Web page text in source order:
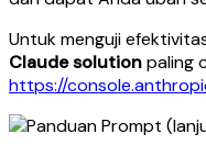
Untuk menguji
Claude solutionpaling
https://